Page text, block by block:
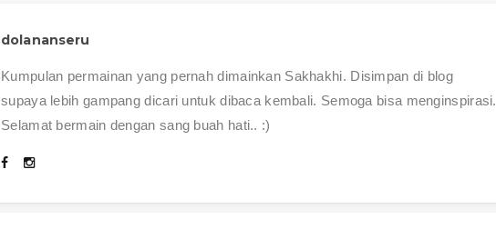
dolananseru
Kumpulan permainan yang pernah dimainkan Sakhakhi. Disimpan di blog
supaya lebih gampang dicari untuk dibaca kembali. Semoga bisa menginspirasi.
Selamat bermain dengan sang buah hati.. :)